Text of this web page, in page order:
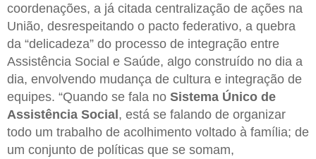
coordenações, a já citada centralização de ações na
União, desrespeitando o pacto federativo, a quebra
da “delicadeza” do processo de integração entre
Assistência Social e Saúde, algo construído no dia a
dia, envolvendo mudança de cultura e integração de
equipes. “Quando se fala no Sistema Único de
Assistência Social, está se falando de organizar
todo um trabalho de acolhimento voltado à família; de
um conjunto de políticas que se somam,